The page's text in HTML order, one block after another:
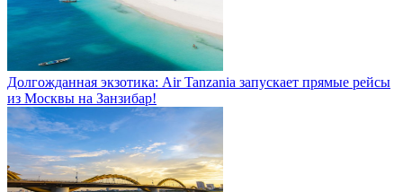
Долгожданная экзотика: Air Tanzania запускает прямые рейсы
из Москвы на Занзибар!